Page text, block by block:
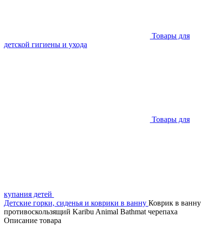
Товары для
детской гигиены и ухода
Товары для
купания детей
Детские горки, сиденья и коврики в ванну Коврик в ванну
противоскользящий Karibu Animal Bathmat черепаха
Описание товара